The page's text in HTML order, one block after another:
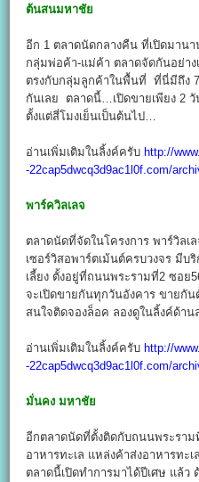
ต้นสนมหาชัย
อีก 1 ตลาดนัดกลางคืน ที่เปิดมาน
กลุ่มพ่อค้า-แม่ค้า ตลาดจัดกันอย่าง
ตรงกับกลุ่มลูกค้าในพื้นที่ ที่นี่มีถึง
กันเลย ตลาดนี้…เปิดขายเพียง 2
ตั้งแต่สี่โมงเย็นเป็นต้นไป…
อ่านเพิ่มเติมในลิ้งค์ครับhttp://
-22cap5dwcq3d9ac1l0f.com/
พาร์ควิลเลจ
ตลาดนัดที่จัดในโครงการ พาร์วิลเ
เซอร์วิสอพาร์ตเม้นต์ครบวงจร มี
เลี้ยง ตั้งอยู่ที่ถนนพระรามที่2 ซอย
จะเปิดขายกันทุกวันอังคาร ขายกั
สนใจติดจองล็อค ลองดูในลิ้งค์ด้าน
อ่านเพิ่มเติมในลิ้งค์ครับhttp://
-22cap5dwcq3d9ac1l0f.com/
มั่นคง มหาชัย
อีกตลาดนัดที่ตั้งติดกับถนนพระราม
อาหารทะเล แหล่งค้าส่งอาหารทะ
ตลาดนี้เปิดทำการมาได้ปีเศษ แล้ว